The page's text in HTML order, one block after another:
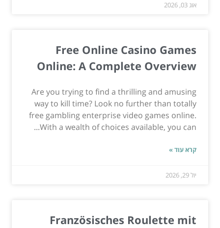
אוג 03, 2026
Free Online Casino Games
Online: A Complete Overview
Are you trying to find a thrilling and amusing
way to kill time? Look no further than totally
free gambling enterprise video games online.
With a wealth of choices available, you can...
קרא עוד »
יול 29, 2026
Französisches Roulette mit